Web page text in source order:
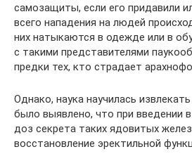
самозащиты, если его придавили
всего нападения на людей
них натыкаются в одежде или в
с такими представителями
предки тех, кто страдает
Однако, наука научилась
было выявлено, что при введении
доз секрета таких ядовитых
восстановление эректильной